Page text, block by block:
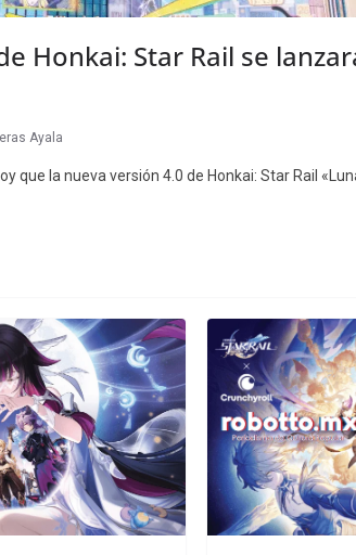
Honkai: Star Rail se
Ayala
que la nueva versión 4.0 de Honkai: Star Rail